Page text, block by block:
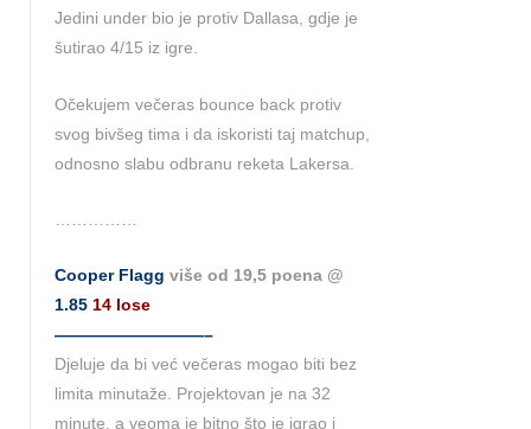
Jedini under bio je protiv Dallasa, gdje je
šutirao 4/15 iz igre.
Očekujem večeras bounce back protiv
svog bivšeg tima i da iskoristi taj matchup,
odnosno slabu odbranu reketa Lakersa.
Cooper Flagg više od 19,5 poena @
1.85 14 lose
—————————–
Djeluje da bi već večeras mogao biti bez
limita minutaže. Projektovan je na 32
minute, a veoma je bitno što je igrao i